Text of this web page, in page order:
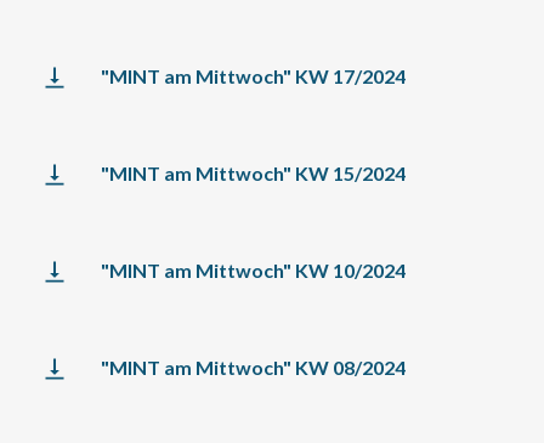
"MINT am Mittwoch" KW 17/2024
"MINT am Mittwoch" KW 15/2024
"MINT am Mittwoch" KW 10/2024
"MINT am Mittwoch" KW 08/2024